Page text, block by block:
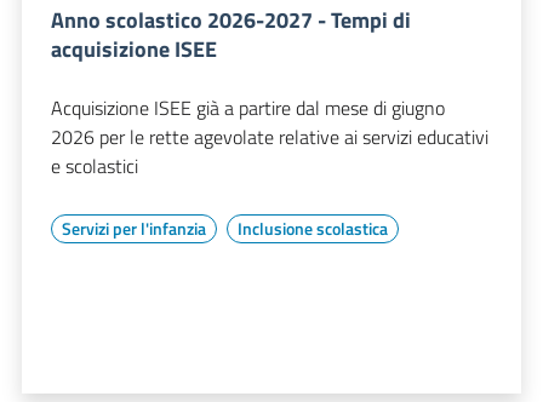
Anno scolastico 2026-2027 - Tempi di
acquisizione ISEE
Acquisizione ISEE già a partire dal mese di giugno
2026 per le rette agevolate relative ai servizi educativi
e scolastici
Servizi per l'infanzia Inclusione scolastica